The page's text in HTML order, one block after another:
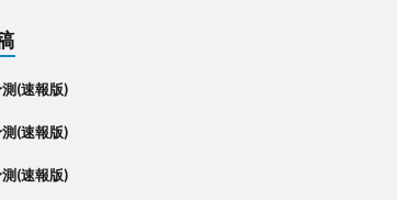
(速報版)
(速報版)
(速報版)